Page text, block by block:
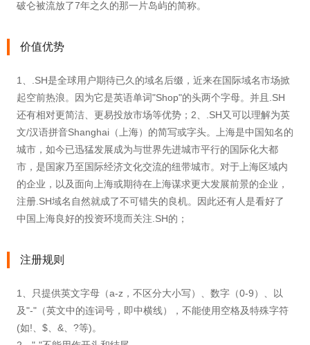
破仑被流放了7年之久的那一片岛屿的简称。
价值优势
1、.SH是全球用户期待已久的域名后缀，近来在国际域名市场掀
起空前热浪。因为它是英语单词"Shop"的头两个字母。并且.SH
还有相对更简洁、更易投放市场等优势；2、.SH又可以理解为英
文/汉语拼音Shanghai（上海）的简写或字头。上海是中国知名的
城市，如今已迅猛发展成为与世界先进城市平行的国际化大都
市，是国家乃至国际经济文化交流的纽带城市。对于上海区域内
的企业，以及面向上海或期待在上海谋求更大发展前景的企业，
注册.SH域名自然就成了不可错失的良机。因此还有人是看好了
中国上海良好的投资环境而关注.SH的；
注册规则
1、只提供英文字母（a-z，不区分大小写）、数字（0-9）、以
及"-"（英文中的连词号，即中横线），不能使用空格及特殊字符
(如!、$、&、?等)。